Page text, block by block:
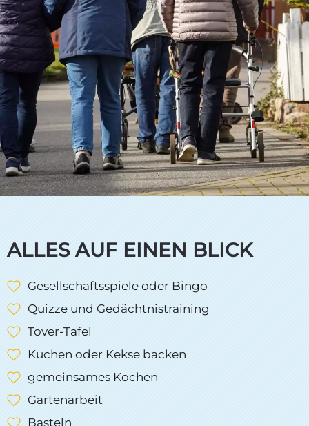
ALLES AUF EINEN BLICK
Gesellschaftsspiele oder Bingo
Quizze und Gedächtnistraining
Tover-Tafel
Kuchen oder Kekse backen
gemeinsames Kochen
Gartenarbeit
Basteln